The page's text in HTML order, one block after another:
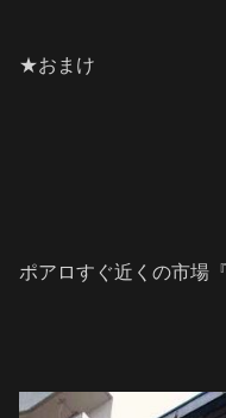
★おまけ
ポアロすぐ近くの市場『